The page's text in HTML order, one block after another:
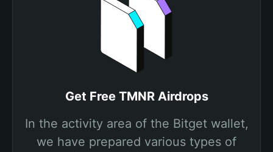
Get Free TMNR Airdrops
In the activity area of the Bitget wallet,
we have prepared various types of